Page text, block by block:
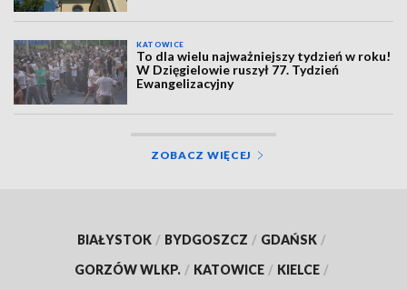
KATOWICE
To dla wielu najważniejszy tydzień w roku!
W Dzięgielowie ruszył 77. Tydzień
Ewangelizacyjny
ZOBACZ WIĘCEJ
BIAŁYSTOK / BYDGOSZCZ / GDAŃSK /
GORZÓW WLKP. / KATOWICE / KIELCE /